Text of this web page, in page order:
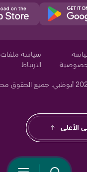
سياسة ملفات
الارتباط
الأعلى